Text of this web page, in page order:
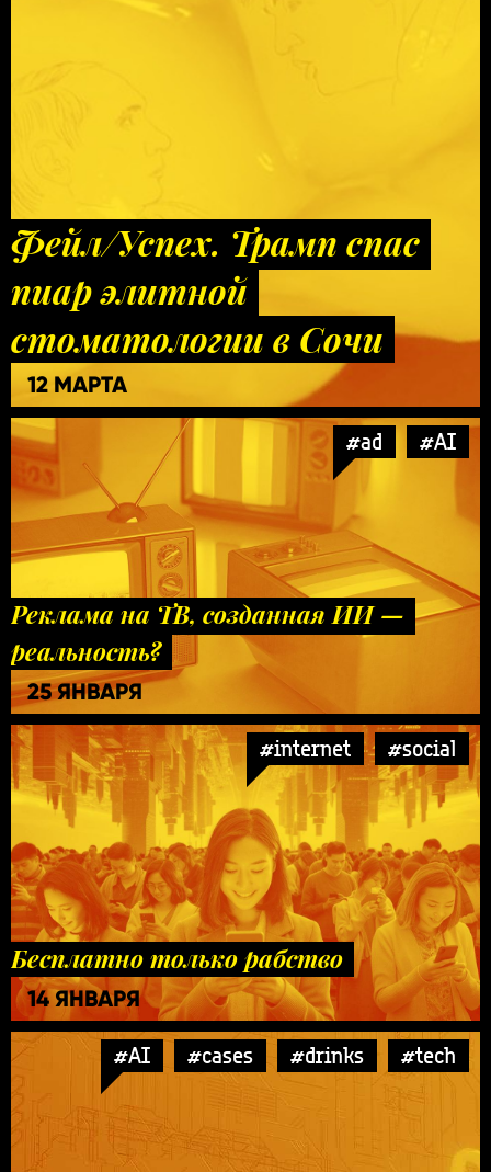
Фейл/Успех. Трамп спас
пиар элитной
стоматологии в Сочи
12 МАРТА
#ad #AI
Реклама на ТВ, созданная ИИ —
реальность?
25 ЯНВАРЯ
#internet #social
Бесплатно только рабство
14 ЯНВАРЯ
#AI #cases #drinks #tech